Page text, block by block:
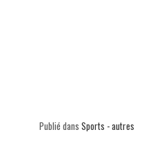
Publié dans Sports - autres